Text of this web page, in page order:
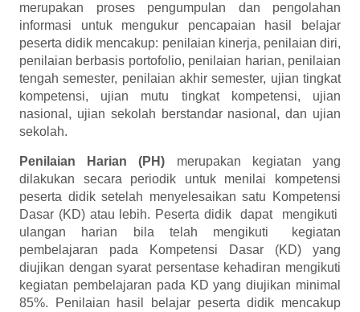
merupakan proses pengumpulan dan pengolahan
informasi untuk mengukur pencapaian hasil belajar
peserta didik mencakup: penilaian kinerja, penilaian diri,
penilaian berbasis portofolio, penilaian harian, penilaian
tengah semester, penilaian akhir semester, ujian tingkat
kompetensi, ujian mutu tingkat kompetensi, ujian
nasional, ujian sekolah berstandar nasional, dan ujian
sekolah.
Penilaian Harian (PH) merupakan kegiatan yang
dilakukan secara periodik untuk menilai kompetensi
peserta didik setelah menyelesaikan satu Kompetensi
Dasar (KD) atau lebih. Peserta didik dapat mengikuti
ulangan harian bila telah mengikuti kegiatan
pembelajaran pada Kompetensi Dasar (KD) yang
diujikan dengan syarat persentase kehadiran mengikuti
kegiatan pembelajaran pada KD yang diujikan minimal
85%. Penilaian hasil belajar peserta didik mencakup